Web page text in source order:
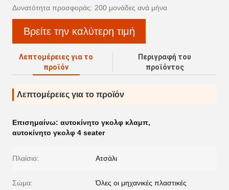
Δυνατότητα προσφοράς: 200 μονάδες ανά μήνα
Βρείτε την καλύτερη τιμή
Λεπτομέρειες για το
προϊόν
Περιγραφή του
προϊόντος
Λεπτομέρειες για το προϊόν
Επισημαίνω: αυτοκίνητο γκολφ κλαμπ,
αυτοκίνητο γκολφ 4 seater
Πλαίσιο: Ατσάλι
Σώμα: Όλες οι μηχανικές πλαστικές